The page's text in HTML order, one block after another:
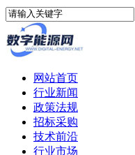
网站首页
行业新闻
政策法规
招标采购
技术前沿
行业市场